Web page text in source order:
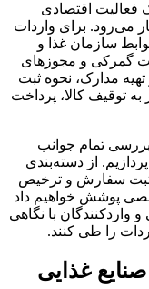
فعالیت اقتصادی
می‌رود. برای واردات
سازمان غذا و
گمرکی و مجوزهای
مدارک، نحوه ثبت
توقیف کالا، پرداخت
تمام جوانب
از دسته‌بندی
ثبت سفارش و ترخیص
پوشش خواهیم داد
واردکنندگان با نگاهی
را طی کنند.
غذایی